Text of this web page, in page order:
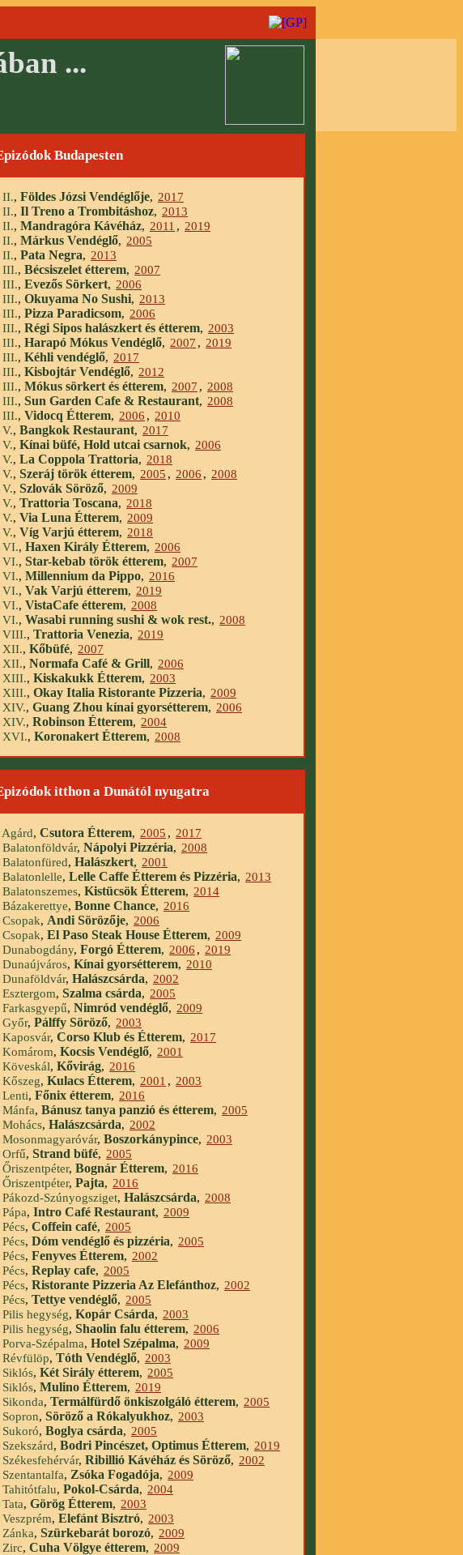
...
Budapesten
II., Földes Józsi Vendéglője, 2017
II., Il Treno a Trombitáshoz, 2013
II., Mandragóra Kávéház, 2011 , 2019
II., Márkus Vendéglő, 2005
II., Pata Negra, 2013
III., Bécsiszelet étterem, 2007
III., Evezős Sörkert, 2006
III., Okuyama No Sushi, 2013
III., Pizza Paradicsom, 2006
III., Régi Sipos halászkert és étterem, 2003
III., Harapó Mókus Vendéglő, 2007 , 2019
III., Kéhli vendéglő, 2017
III., Kisbojtár Vendéglő, 2012
III., Mókus sörkert és étterem, 2007 , 2008
III., Sun Garden Cafe & Restaurant, 2008
III., Vidocq Étterem, 2006 , 2010
V., Bangkok Restaurant, 2017
V., Kínai büfé, Hold utcai csarnok, 2006
V., La Coppola Trattoria, 2018
V., Szeráj török étterem, 2005 , 2006 , 2008
V., Szlovák Söröző, 2009
V., Trattoria Toscana, 2018
V., Via Luna Étterem, 2009
V., Víg Varjú étterem, 2018
VI., Haxen Király Étterem, 2006
VI., Star-kebab török étterem, 2007
VI., Millennium da Pippo, 2016
VI., Vak Varjú étterem, 2019
VI., VistaCafe étterem, 2008
VI., Wasabi running sushi & wok rest., 2008
VIII., Trattoria Venezia, 2019
XII., Kőbüfé, 2007
XII., Normafa Café & Grill, 2006
XIII., Kiskakukk Étterem, 2003
XIII., Okay Italia Ristorante Pizzeria, 2009
XIV., Guang Zhou kínai gyorsétterem, 2006
XIV., Robinson Étterem, 2004
XVI., Koronakert Étterem, 2008
itthon a Dunától nyugatra
Agárd, Csutora Étterem, 2005 , 2017
Balatonföldvár, Nápolyi Pizzéria, 2008
Balatonfüred, Halászkert, 2001
Balatonlelle, Lelle Caffe Étterem és Pizzéria, 2013
Balatonszemes, Kistücsök Étterem, 2014
Bázakerettye, Bonne Chance, 2016
Csopak, Andi Sörözője, 2006
Csopak, El Paso Steak House Étterem, 2009
Dunabogdány, Forgó Étterem, 2006 , 2019
Dunaújváros, Kínai gyorsétterem, 2010
Dunaföldvár, Halászcsárda, 2002
Esztergom, Szalma csárda, 2005
Farkasgyepű, Nimród vendéglő, 2009
Győr, Pálffy Söröző, 2003
Kaposvár, Corso Klub és Étterem, 2017
Komárom, Kocsis Vendéglő, 2001
Köveskál, Kővirág, 2016
Kőszeg, Kulacs Étterem, 2001 , 2003
Lenti, Főnix étterem, 2016
Mánfa, Bánusz tanya panzió és étterem, 2005
Mohács, Halászcsárda, 2002
Mosonmagyaróvár, Boszorkánypince, 2003
Orfű, Strand büfé, 2005
Őriszentpéter, Bognár Étterem, 2016
Őriszentpéter, Pajta, 2016
Pákozd-Szúnyogsziget, Halászcsárda, 2008
Pápa, Intro Café Restaurant, 2009
Pécs, Coffein café, 2005
Pécs, Dóm vendéglő és pizzéria, 2005
Pécs, Fenyves Étterem, 2002
Pécs, Replay cafe, 2005
Pécs, Ristorante Pizzeria Az Elefánthoz, 2002
Pécs, Tettye vendéglő, 2005
Pilis hegység, Kopár Csárda, 2003
Pilis hegység, Shaolin falu étterem, 2006
Porva-Szépalma, Hotel Szépalma, 2009
Révfülöp, Tóth Vendéglő, 2003
Siklós, Két Sirály étterem, 2005
Siklós, Mulino Étterem, 2019
Sikonda, Termálfürdő önkiszolgáló étterem, 2005
Sopron, Söröző a Rókalyukhoz, 2003
Sukoró, Boglya csárda, 2005
Szekszárd, Bodri Pincészet, Optimus Étterem, 2019
Székesfehérvár, Ribillió Kávéház és Söröző, 2002
Szentantalfa, Zsóka Fogadója, 2009
Tahitótfalu, Pokol-Csárda, 2004
Tata, Görög Étterem, 2003
Veszprém, Elefánt Bisztró, 2003
Zánka, Szürkebarát borozó, 2009
Zirc, Cuha Völgye étterem, 2009